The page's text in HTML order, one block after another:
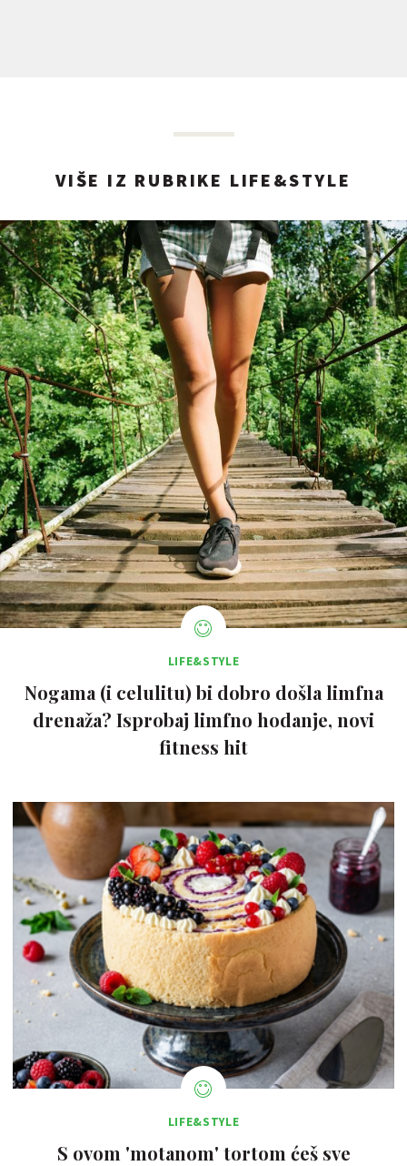
VIŠE IZ RUBRIKE LIFE&STYLE
LIFE&STYLE
Nogama (i celulitu) bi dobro došla limfna
drenaža? Isprobaj limfno hodanje, novi
fitness hit
LIFE&STYLE
S ovom 'motanom' tortom ćeš sve